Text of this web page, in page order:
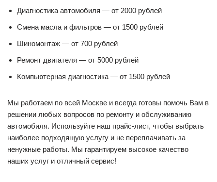
Диагностика автомобиля — от 2000 рублей
Смена масла и фильтров — от 1500 рублей
Шиномонтаж — от 700 рублей
Ремонт двигателя — от 5000 рублей
Компьютерная диагностика — от 1500 рублей
Мы работаем по всей Москве и всегда готовы помочь Вам в
решении любых вопросов по ремонту и обслуживанию
автомобиля. Используйте наш прайс-лист, чтобы выбрать
наиболее подходящую услугу и не переплачивать за
ненужные работы. Мы гарантируем высокое качество
наших услуг и отличный сервис!